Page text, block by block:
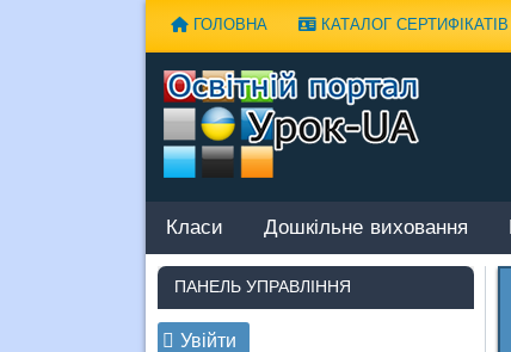
ГОЛОВНА КАТАЛОГ СЕРТИФІКАТІВ
Класи Дошкільне виховання
ПАНЕЛЬ УПРАВЛІННЯ
Увійти